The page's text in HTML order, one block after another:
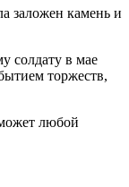
заложен камень и
солдату в мае
торжеств,
любой